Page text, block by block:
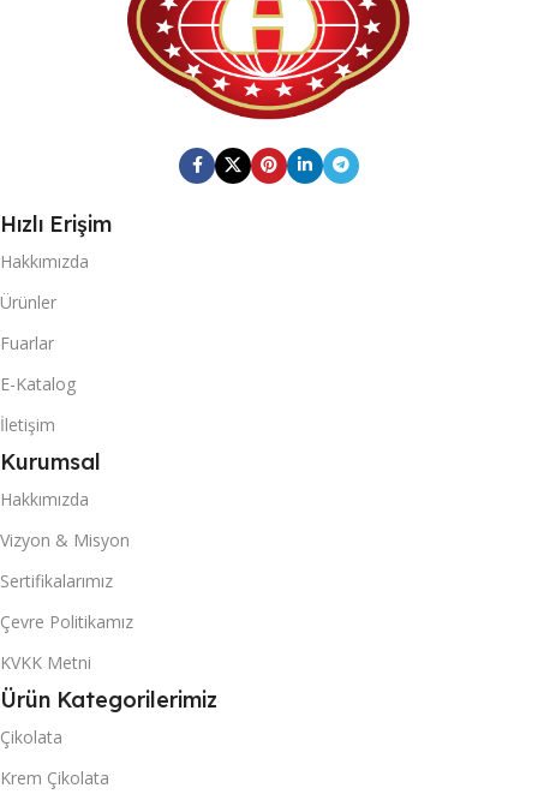
Hızlı Erişim
Hakkımızda
Ürünler
Fuarlar
E-Katalog
İletişim
Kurumsal
Hakkımızda
Vizyon & Misyon
Sertifikalarımız
Çevre Politikamız
KVKK Metni
Ürün Kategorilerimiz
Çikolata
Krem Çikolata